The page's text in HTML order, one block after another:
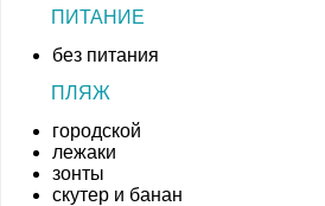
ПИТАНИЕ
без питания
ПЛЯЖ
городской
лежаки
зонты
скутер и банан